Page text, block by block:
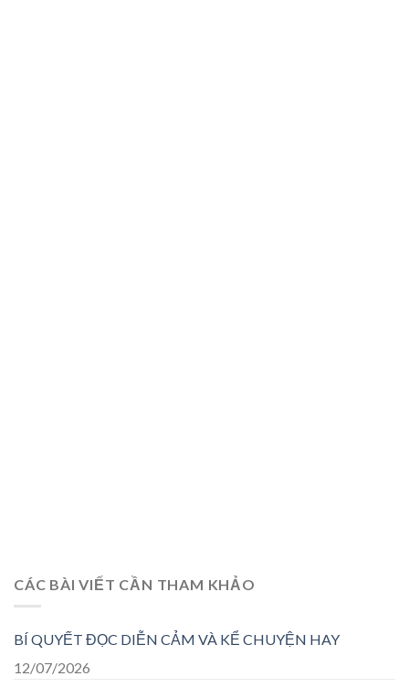
CÁC BÀI VIẾT CẦN THAM KHẢO
BÍ QUYẾT ĐỌC DIỄN CẢM VÀ KỂ CHUYỆN HAY
12/07/2026